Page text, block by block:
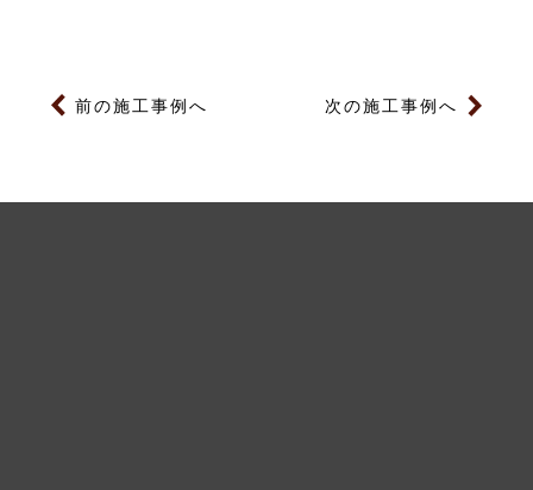
前の施工事例へ 次の施工事例へ